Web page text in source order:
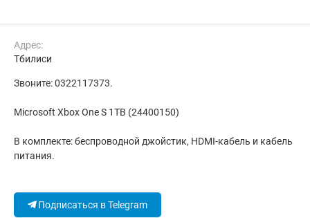
Адрес:
Тбилиси
Звоните: 0322117373.
Microsoft Xbox One S 1TB (24400150)
В комплекте: беспроводной джойстик, HDMI-кабель и кабель
питания.
Подписаться в Telegram